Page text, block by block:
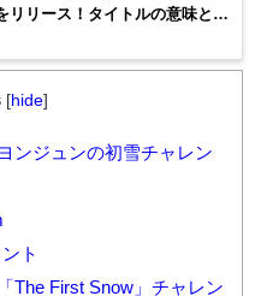
リリース！タイトルの意味と内
[hide]
ンジュンの初雪チャレン
ト
The First Snow」チャレン